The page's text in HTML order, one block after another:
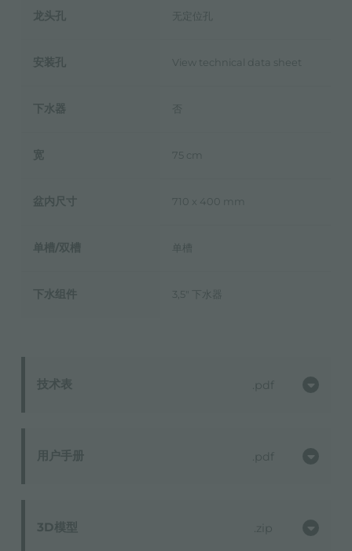
技术表 pdf
用户手册 pdf
3D模型 zip
龙头孔 无定位孔
安装孔 View technical data sheet
下水器 否
宽 75 cm
盆内尺寸 710 x 400 mm
单槽/双槽 单槽
下水组件 3,5" 下水器